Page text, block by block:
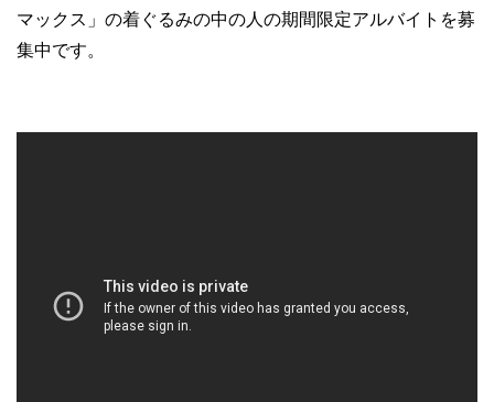
マックス」の着ぐるみの中の人の期間限定アルバイトを募
集中です。